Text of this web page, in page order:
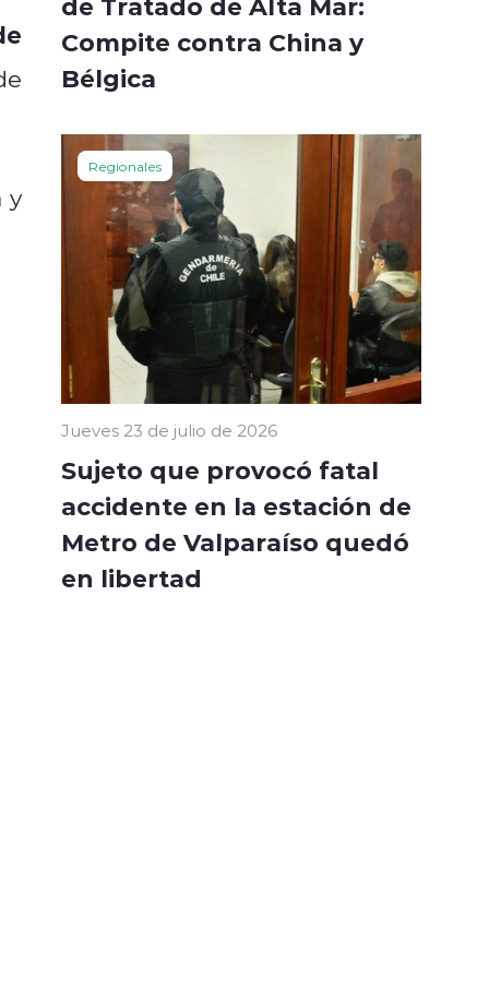
y
Compite contra China y
Bélgica
Regionales
Jueves 23 de julio de 2026
Sujeto que provocó fatal
accidente en la estación de
Metro de Valparaíso quedó
en libertad